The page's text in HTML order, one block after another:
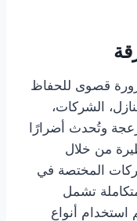
قصوى للحفاظ
الشركات،
وتُحدث أضرارًا
من خلال
المختصة في
تشمل
أنواع